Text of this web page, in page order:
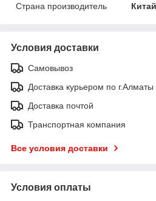
Страна производитель
Китай
Условия доставки
Самовывоз
Доставка курьером по г.Алматы
Доставка почтой
Транспортная компания
Все условия доставки
Условия оплаты